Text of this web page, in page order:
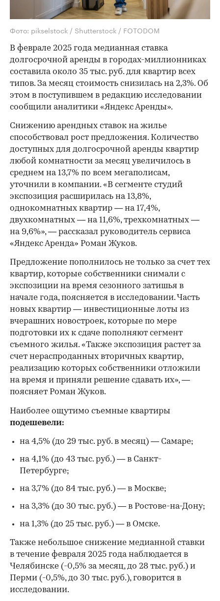
Фото: pikselstock / Shutterstock / FOTODOM
В феврале 2025 года медианная ставка
долгосрочной аренды в городах-миллионниках
составила около 35 тыс. руб. для квартир всех
типов. За месяц стоимость снизилась на 2,3%. Об
этом в поступившем в редакцию исследовании
сообщили аналитики «Яндекс Аренды».
Снижению арендных ставок на жилье
способствовал рост предложения. Количество
доступных для долгосрочной аренды квартир
любой комнатности за месяц увеличилось в
среднем на 13,7% по всем мегаполисам,
уточнили в компании. «В сегменте студий
экспозиция расширилась на 13,8%,
однокомнатных квартир — на 17,4%,
двухкомнатных — на 11,6%, трехкомнатных —
на 9,6%», — рассказал руководитель сервиса
«Яндекс Аренда» Роман Жуков.
Предложение пополнилось не только за счет тех
квартир, которые собственники снимали с
экспозиции на время сезонного затишья в
начале года, поясняется в исследовании. Часть
новых квартир — инвестиционные лоты из
вчерашних новостроек, которые по мере
подготовки их к сдаче пополняют сегмент
съемного жилья. «Также экспозиция растет за
счет нераспроданных вторичных квартир,
реализацию которых собственники отложили
на время и приняли решение сдавать их», —
поясняет Роман Жуков.
00:00 / 00:00
Наиболее ощутимо съемные квартиры
подешевели:
на 4,5% (до 29 тыс. руб. в месяц) — Самаре;
на 4,1% (до 43 тыс. руб.) — в Санкт-
Петербурге;
на 3,7% (до 84 тыс. руб.) — в Москве;
на 3,3% (до 30 тыс. руб.) — в Ростове-на-Дону;
на 1,3% (до 25 тыс. руб.) — в Омске.
Также небольшое снижение медианной ставки
в течение февраля 2025 года наблюдается в
Челябинске (-0,5% за месяц, до 28 тыс. руб.) и
Перми (-0,5%, до 30 тыс. руб.), говорится в
исследовании.